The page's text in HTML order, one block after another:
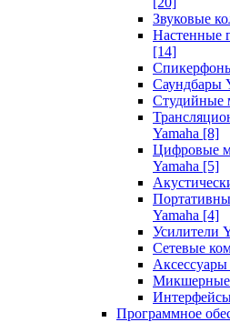
Звуковые
Настенные
[14]
Саундбары
Студийные
Yamaha [8]
Цифровые
Yamaha [5]
Yamaha [4]
Усилители
Сетевые
Аксессуары
Микшерные
Программное